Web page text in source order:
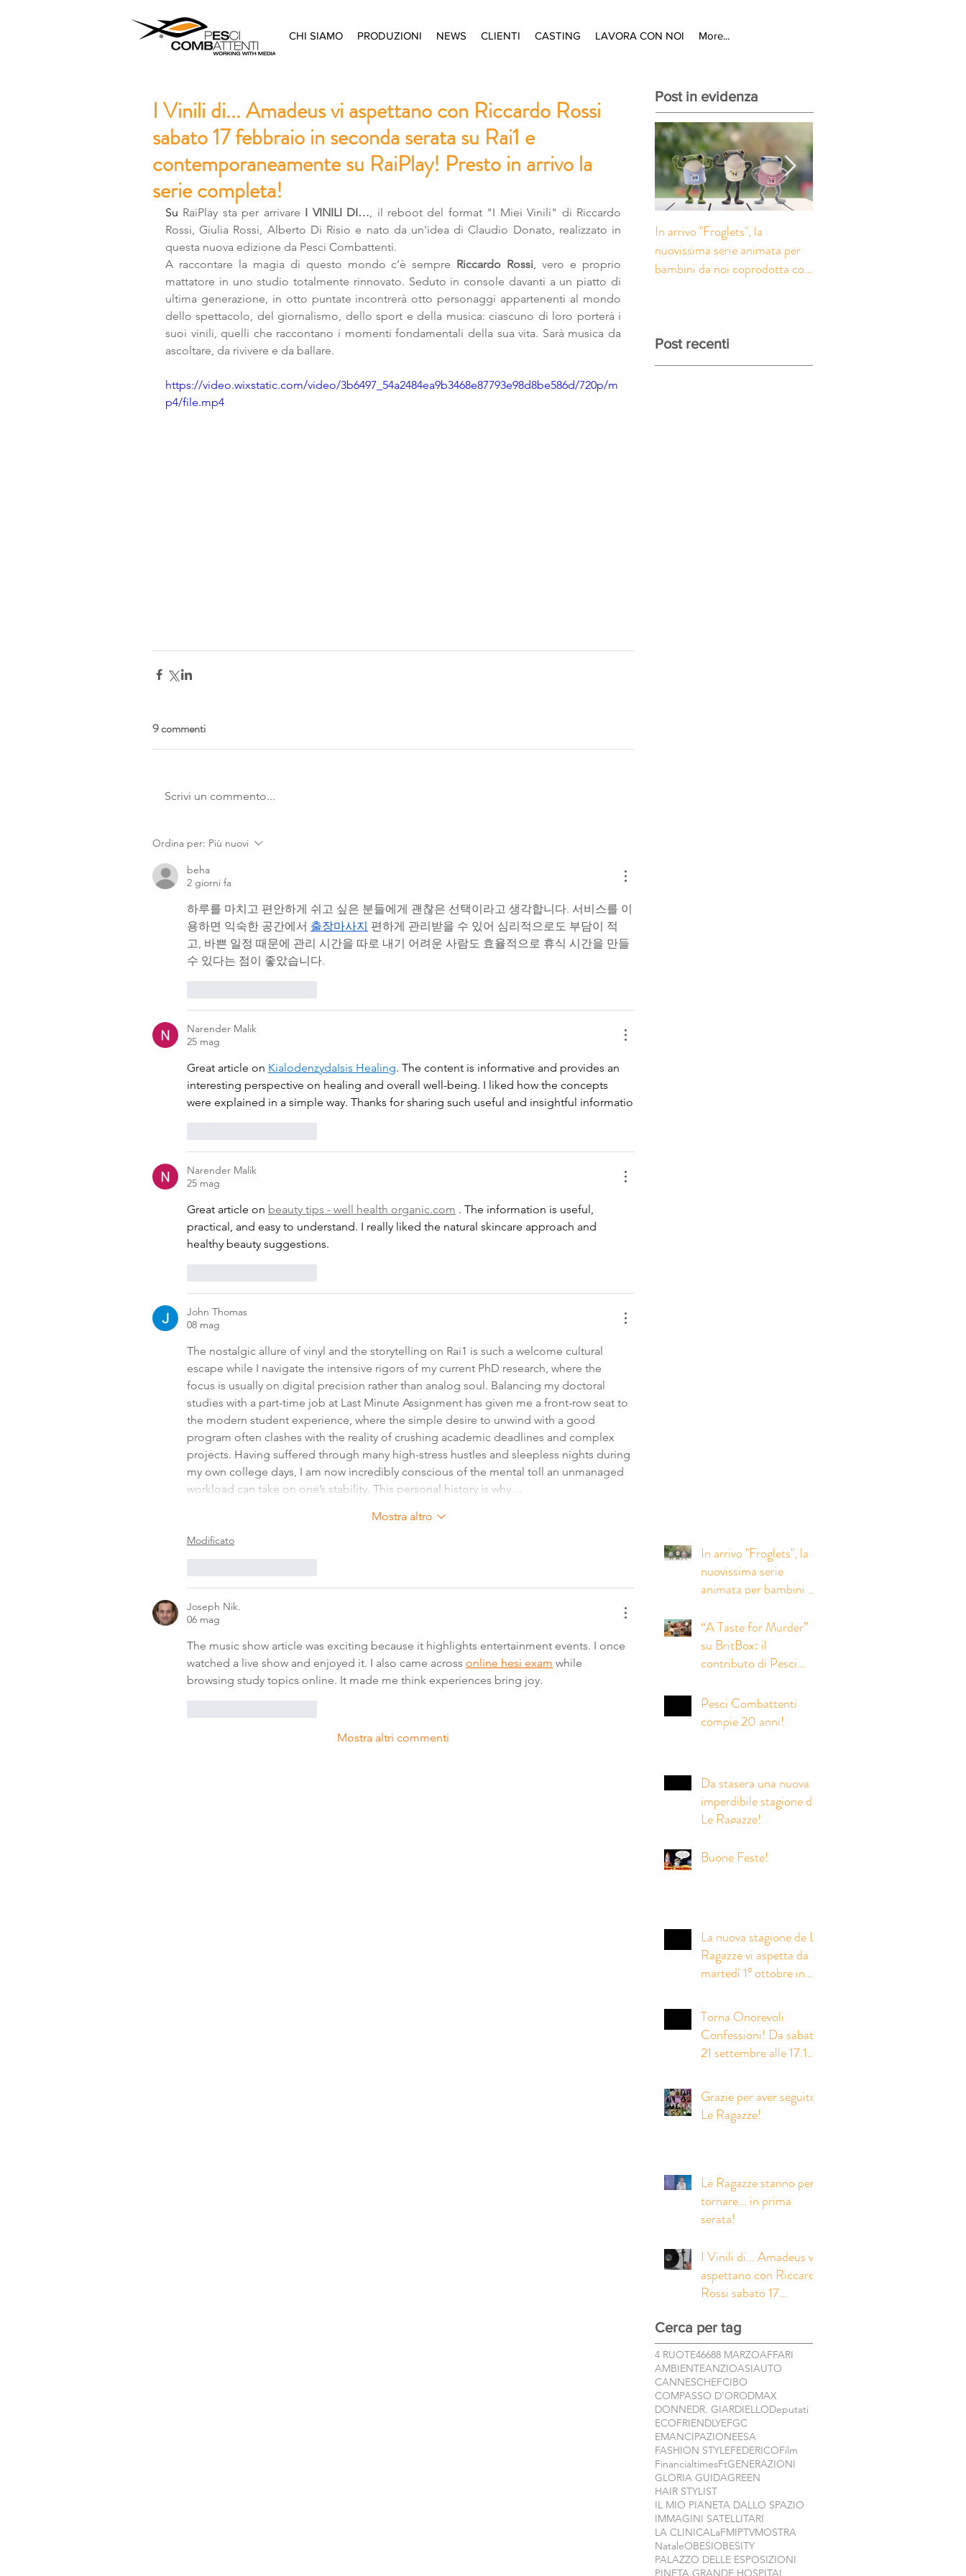
CHI SIAMO PRODUZIONI NEWS CLIENTI CASTING LAVORA CON NOI More...
I Vinili di... Amadeus vi aspettano con Riccardo Rossi
sabato 17 febbraio in seconda serata su Rai1 e
contemporaneamente su RaiPlay! Presto in arrivo la
serie completa!
Su RaiPlay sta per arrivare I VINILI DI…, il reboot del format "I Miei Vinili" di Riccardo
Rossi, Giulia Rossi, Alberto Di Risio e nato da un'idea di Claudio Donato, realizzato in
questa nuova edizione da Pesci Combattenti.
A raccontare la magia di questo mondo c’è sempre Riccardo Rossi, vero e proprio
mattatore in uno studio totalmente rinnovato. Seduto in console davanti a un piatto di
ultima generazione, in otto puntate incontrerà otto personaggi appartenenti al mondo
dello spettacolo, del giornalismo, dello sport e della musica: ciascuno di loro porterà i
suoi vinili, quelli che raccontano i momenti fondamentali della sua vita. Sarà musica da
ascoltare, da rivivere e da ballare.
https://video.wixstatic.com/video/3b6497_54a2484ea9b3468e87793e98d8be586d/720p/m
p4/file.mp4
9 commenti
Scrivi un commento...
Ordina per: Più nuovi
beha
2 giorni fa
하루를 마치고 편안하게 쉬고 싶은 분들에게 괜찮은 선택이라고 생각합니다. 서비스를 이
용하면 익숙한 공간에서 출장마사지 편하게 관리받을 수 있어 심리적으로도 부담이 적
고, 바쁜 일정 때문에 관리 시간을 따로 내기 어려운 사람도 효율적으로 휴식 시간을 만들
수 있다는 점이 좋았습니다.
Narender Malik
25 mag
Great article on KialodenzydaIsis Healing. The content is informative and provides an
interesting perspective on healing and overall well-being. I liked how the concepts
were explained in a simple way. Thanks for sharing such useful and insightful informatio
Narender Malik
25 mag
Great article on beauty tips - well health organic.com . The information is useful,
practical, and easy to understand. I really liked the natural skincare approach and
healthy beauty suggestions.
John Thomas
08 mag
The nostalgic allure of vinyl and the storytelling on Rai1 is such a welcome cultural
escape while I navigate the intensive rigors of my current PhD research, where the
focus is usually on digital precision rather than analog soul. Balancing my doctoral
studies with a part-time job at Last Minute Assignment has given me a front-row seat to
the modern student experience, where the simple desire to unwind with a good
program often clashes with the reality of crushing academic deadlines and complex
projects. Having suffered through many high-stress hustles and sleepless nights during
my own college days, I am now incredibly conscious of the mental toll an unmanaged
workload can take on one’s stability. This personal history is why…
Mostra altro
Modificato
Joseph Nik.
06 mag
The music show article was exciting because it highlights entertainment events. I once
watched a live show and enjoyed it. I also came across online hesi exam while
browsing study topics online. It made me think experiences bring joy.
Mostra altri commenti
Post in evidenza
In arrivo "Froglets", la
nuovissima serie animata per
bambini da noi coprodotta con
Post recenti
In arrivo "Froglets", la
nuovissima serie
animata per bambini da
società inglese Eaglet
Pictures
“A Taste for Murder”
su BritBox: il
contributo di Pesci
riprese italiane della
nuova serie crime
prodotta da Eagle Eye
Pesci Combattenti
compie 20 anni!
Da stasera una nuova
imperdibile stagione de
Le Ragazze!
Buone Feste!
La nuova stagione de Le
Ragazze vi aspetta da
martedì 1° ottobre in
Torna Onorevoli
Confessioni! Da sabato
21 settembre alle 17.15
Grazie per aver seguito
Le Ragazze!
Le Ragazze stanno per
tornare... in prima
serata!
I Vinili di... Amadeus vi
aspettano con Riccardo
Rossi sabato 17
serata su Rai1 e
contemporaneamente
su RaiPlay! Presto in
arrivo la serie completa!
Cerca per tag
4 RUOTE46688 MARZOAFFARI
AMBIENTEANZIOASIAUTO
CANNESCHEFCIBO
COMPASSO D’ORODMAX
DONNEDR. GIARDIELLODeputati
ECOFRIENDLYEFGC
EMANCIPAZIONEESA
FASHION STYLEFEDERICOFilm
FinancialtimesFtGENERAZIONI
GLORIA GUIDAGREEN
HAIR STYLIST
IL MIO PIANETA DALLO SPAZIO
IMMAGINI SATELLITARI
LA CLINICALaFMIPTVMOSTRA
NataleOBESIOBESITY
PALAZZO DELLE ESPOSIZIONI
PINETA GRANDE HOSPITAL